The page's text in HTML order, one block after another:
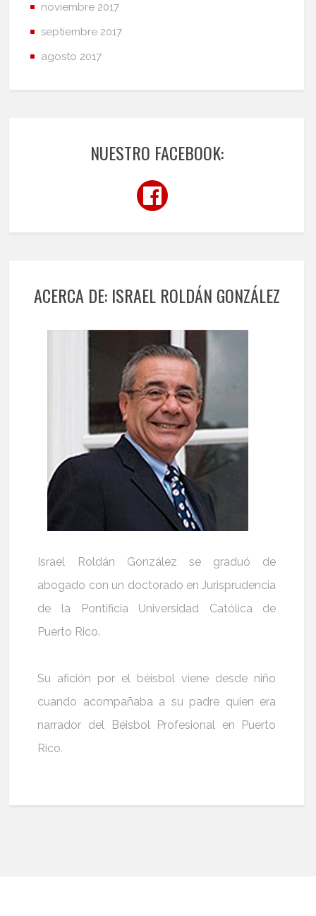
noviembre 2017
septiembre 2017
agosto 2017
NUESTRO FACEBOOK:
ACERCA DE: ISRAEL ROLDÁN GONZÁLEZ
Israel Roldán González se graduó de
abogado con un doctorado en Jurisprudencia
de la Pontificia Universidad Católica de
Puerto Rico.
Su afición por el béisbol viene desde niño
cuando acompañaba a su padre quien era
narrador del Béisbol Profesional en Puerto
Rico.